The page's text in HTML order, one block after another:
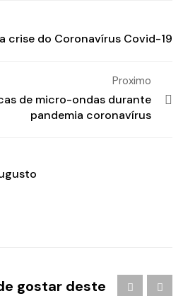
crise do Coronavírus Covid-19
Proximo
de micro-ondas durante
pandemia coronavírus
gostar deste
Agência de Publicidade
de Publicidade em Águas